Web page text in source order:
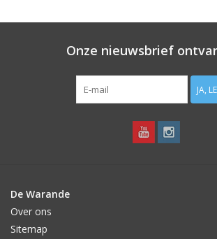
Onze nieuwsbrief
JA,
De Warande
Over ons
Sitemap